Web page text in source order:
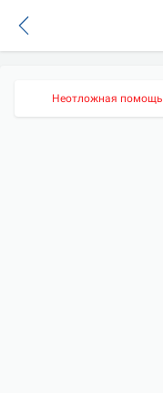
Неотложная помощь